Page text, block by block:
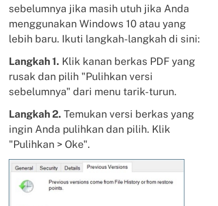
sebelumnya jika masih utuh jika Anda
menggunakan Windows 10 atau yang
lebih baru. Ikuti langkah-langkah di sini:
Langkah 1. Klik kanan berkas PDF yang
rusak dan pilih "Pulihkan versi
sebelumnya" dari menu tarik-turun.
Langkah 2. Temukan versi berkas yang
ingin Anda pulihkan dan pilih. Klik
"Pulihkan > Oke".